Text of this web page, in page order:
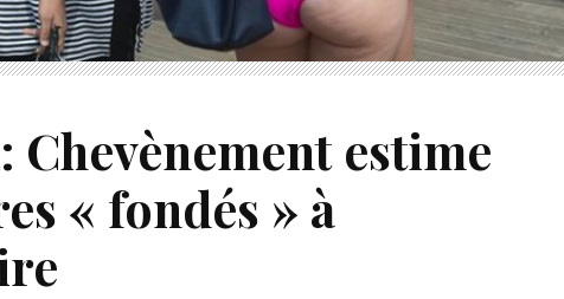
estime
« fondés » à